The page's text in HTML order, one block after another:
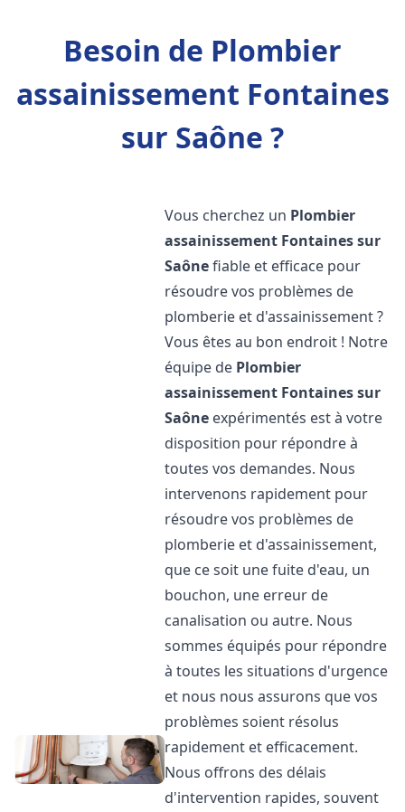
Besoin de Plombier
assainissement Fontaines
sur Saône ?
Vous cherchez un Plombier
assainissement Fontaines sur
Saônefiable et efficace pour
résoudre vos problèmes de
plomberie et d'assainissement ?
Vous êtes au bon endroit ! Notre
équipe de Plombier
assainissement Fontaines sur
Saône expérimentés est à votre
disposition pour répondre à
toutes vos demandes. Nous
intervenons rapidement pour
résoudre vos problèmes de
plomberie et d'assainissement,
que ce soit une fuite d'eau, un
bouchon, une erreur de
canalisation ou autre. Nous
sommes équipés pour répondre
à toutes les situations d'urgence
et nous nous assurons que vos
problèmes soient résolus
rapidement et efficacement.
Nous offrons des délais
d'intervention rapides, souvent